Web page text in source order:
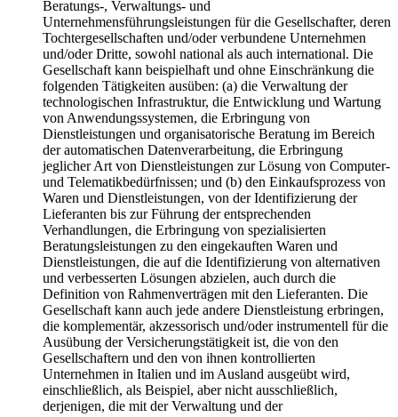
Beratungs-, Verwaltungs- und
Unternehmensführungsleistungen für die Gesellschafter, deren
Tochtergesellschaften und/oder verbundene Unternehmen
und/oder Dritte, sowohl national als auch international. Die
Gesellschaft kann beispielhaft und ohne Einschränkung die
folgenden Tätigkeiten ausüben: (a) die Verwaltung der
technologischen Infrastruktur, die Entwicklung und Wartung
von Anwendungssystemen, die Erbringung von
Dienstleistungen und organisatorische Beratung im Bereich
der automatischen Datenverarbeitung, die Erbringung
jeglicher Art von Dienstleistungen zur Lösung von Computer-
und Telematikbedürfnissen; und (b) den Einkaufsprozess von
Waren und Dienstleistungen, von der Identifizierung der
Lieferanten bis zur Führung der entsprechenden
Verhandlungen, die Erbringung von spezialisierten
Beratungsleistungen zu den eingekauften Waren und
Dienstleistungen, die auf die Identifizierung von alternativen
und verbesserten Lösungen abzielen, auch durch die
Definition von Rahmenverträgen mit den Lieferanten. Die
Gesellschaft kann auch jede andere Dienstleistung erbringen,
die komplementär, akzessorisch und/oder instrumentell für die
Ausübung der Versicherungstätigkeit ist, die von den
Gesellschaftern und den von ihnen kontrollierten
Unternehmen in Italien und im Ausland ausgeübt wird,
einschließlich, als Beispiel, aber nicht ausschließlich,
derjenigen, die mit der Verwaltung und der